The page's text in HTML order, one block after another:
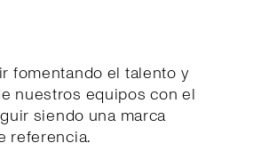
fomentando el talento y
nuestros equipos con el
siendo una marca
referencia.